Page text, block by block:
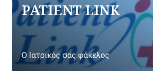
PATIENT LINK
Ο Ιατρικός σας φάκελος